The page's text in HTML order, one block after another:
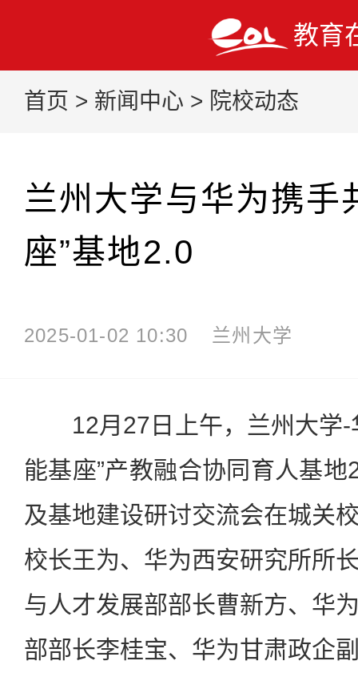
教育
首页 > 新闻中心 > 院校动态
兰州大学与华为携手
座”基地2.0
2025-01-02 10:30 兰州大学
12月27日上午，兰州大学-
能基座”产教融合协同育人基
及基地建设研讨交流会在城关
校长王为、华为西安研究所所
与人才发展部部长曹新方、华
部部长李桂宝、华为甘肃政企